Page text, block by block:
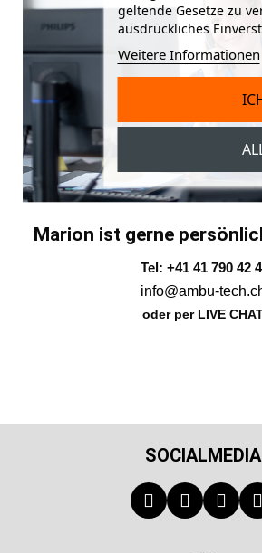
Marion ist gerne
Tel: +41 41 790 42
info@ambu-
oder per LIVE
SOCIALMEDIA
geltende Gesetze zu
ausdrückliches
Weitere Informationen